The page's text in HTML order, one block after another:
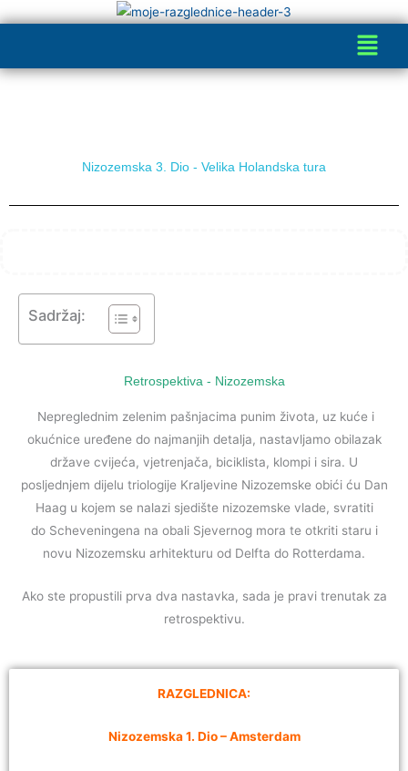
Menu
Nizozemska 3. Dio - Velika Holandska tura
Sadržaj:
Retrospektiva - Nizozemska
Nepreglednim zelenim pašnjacima punim života, uz kuće i
okućnice uređene do najmanjih detalja, nastavljamo obilazak
države cvijeća, vjetrenjača, biciklista, klompi i sira. U
posljednjem dijelu triologije Kraljevine Nizozemske obići ću Dan
Haag u kojem se nalazi sjedište nizozemske vlade, svratiti
do Scheveningena na obali Sjevernog mora te otkriti staru i
novu Nizozemsku arhitekturu od Delfta do Rotterdama.
Ako ste propustili prva dva nastavka, sada je pravi trenutak za
retrospektivu.
RAZGLEDNICA:
Nizozemska 1. Dio – Amsterdam